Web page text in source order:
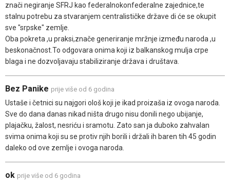
znači negiranje SFRJ kao federalnokonfederalne zajednice,te
stalnu potrebu za stvaranjem centralističke države di će se okupit
sve "srpske" zemlje.
Oba pokreta ,u praksi,znače generiranje mržnje između naroda ,u
beskonačnost.To odgovara onima koji iz balkanskog mulja crpe
blaga i ne dozvoljavaju stabiliziranje država i društava.
Bez Panike prije više od 6 godina
Ustaše i četnici su najgori ološ koji je ikad proizaša iz ovoga naroda.
Sve do dana danas nikad ništa drugo nisu donili nego ubijanje,
plajačku, žalost, nesriću i sramotu. Zato san ja duboko zahvalan
svima onima koji su se protiv njih borili i držali ih baren tih 45 godin
daleko od ove zemlje i ovoga naroda.
ok prije više od 6 godina